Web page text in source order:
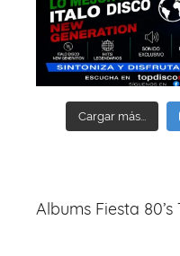
Cargar más...
Albums Fiesta